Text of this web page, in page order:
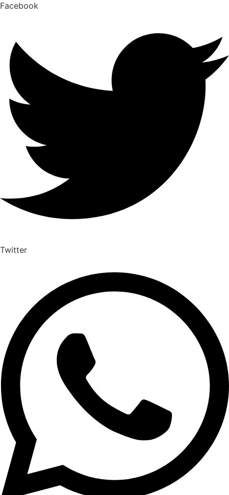
Facebook
Twitter